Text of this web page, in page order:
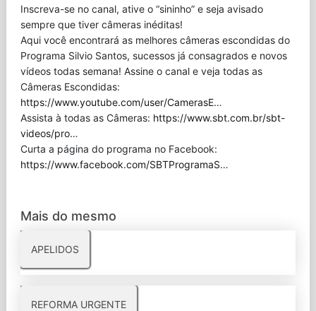
Inscreva-se no canal, ative o “sininho” e seja avisado
sempre que tiver câmeras inéditas!
Aqui você encontrará as melhores câmeras escondidas do
Programa Silvio Santos, sucessos já consagrados e novos
vídeos todas semana! Assine o canal e veja todas as
Câmeras Escondidas:
https://www.youtube.com/user/CamerasE…
Assista à todas as Câmeras: https://www.sbt.com.br/sbt-
videos/pro…
Curta a página do programa no Facebook:
https://www.facebook.com/SBTProgramaS…
Mais do mesmo
APELIDOS
REFORMA URGENTE